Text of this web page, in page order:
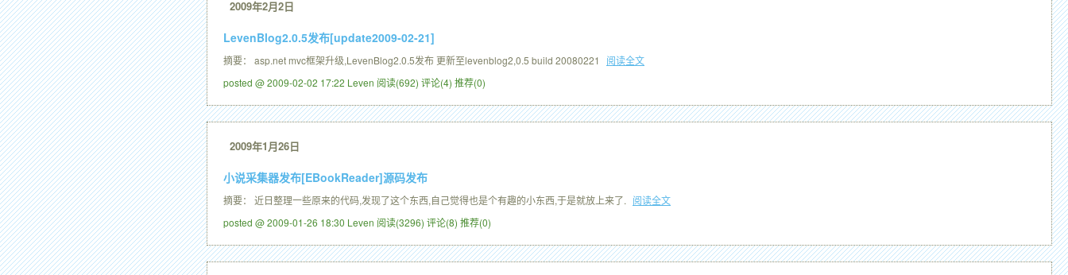
2009年2月2日
LevenBlog2.0.5发布[update2009-02-21]
摘要： asp.net mvc框架升级,LevenBlog2.0.5发布 更新至levenblog2,0.5 build 20080221
阅读全文
posted @ 2009-02-02 17:22 Leven 阅读(692) 评论(4) 推荐(0)
2009年1月26日
小说采集器发布[EBookReader]源码发布
摘要： 近日整理一些原来的代码,发现了这个东西,自己觉得也是个有趣的小东西,于是就放上来了. 阅读全文
posted @ 2009-01-26 18:30 Leven 阅读(3296) 评论(8) 推荐(0)